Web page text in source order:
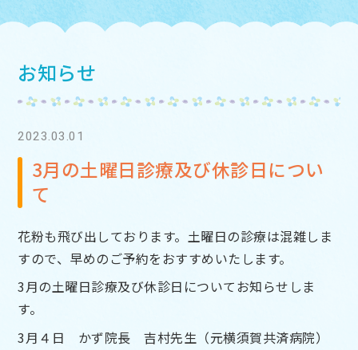
お知らせ
2023.03.01
3月の土曜日診療及び休診日につい
て
花粉も飛び出しております。土曜日の診療は混雑しま
すので、早めのご予約をおすすめいたします。
3月の土曜日診療及び休診日についてお知らせしま
す。
3月４日 かず院長 吉村先生（元横須賀共済病院）